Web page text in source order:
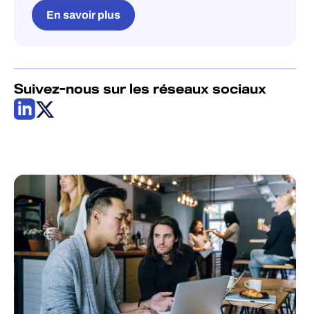
En savoir plus
Suivez-nous sur les réseaux sociaux